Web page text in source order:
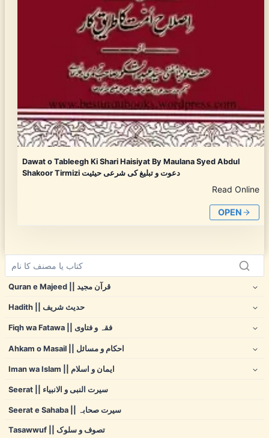
Dawat o Tableegh Ki Shari Haisiyat By Maulana Syed Abdul
Shakoor Tirmizi دعوت و تبلیغ کی شرعی حیثیت
Read Online
OPEN
Quran e Majeed || قرآن مجید
Hadith || حدیث شریف
Fiqh wa Fatawa || فقہ و فتاوی
Ahkam o Masail || احکام و مسائل
Iman wa Islam || ایمان و اسلام
Seerat || سیرت النبی و الانبیاء
Seerat e Sahaba || سیرت صحابہ
Tasawwuf || تصوف و سلوک